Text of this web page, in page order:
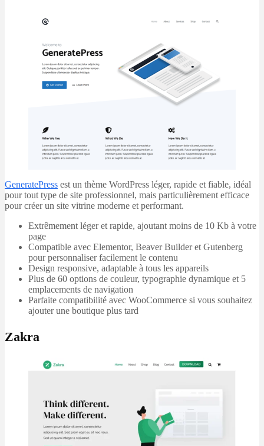
GeneratePress est un thème WordPress léger, rapide et fiable, idéal
pour tout type de site professionnel, mais particulièrement efficace
pour créer un site vitrine moderne et performant.
Extrêmement léger et rapide, ajoutant moins de 10 Kb à votre
page
Compatible avec Elementor, Beaver Builder et Gutenberg
pour personnaliser facilement le contenu
Design responsive, adaptable à tous les appareils
Plus de 60 options de couleur, typographie dynamique et 5
emplacements de navigation
Parfaite compatibilité avec WooCommerce si vous souhaitez
ajouter une boutique plus tard
Zakra